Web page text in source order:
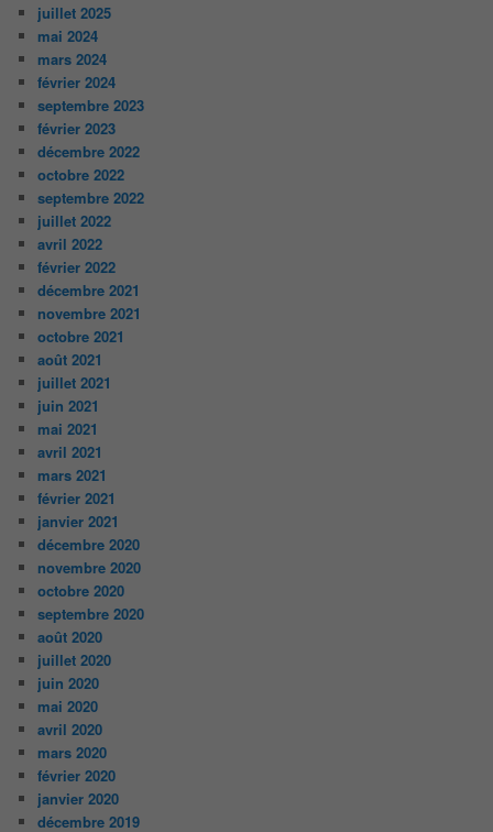
juillet 2025
mai 2024
mars 2024
février 2024
septembre 2023
février 2023
décembre 2022
octobre 2022
septembre 2022
juillet 2022
avril 2022
février 2022
décembre 2021
novembre 2021
octobre 2021
août 2021
juillet 2021
juin 2021
mai 2021
avril 2021
mars 2021
février 2021
janvier 2021
décembre 2020
novembre 2020
octobre 2020
septembre 2020
août 2020
juillet 2020
juin 2020
mai 2020
avril 2020
mars 2020
février 2020
janvier 2020
décembre 2019